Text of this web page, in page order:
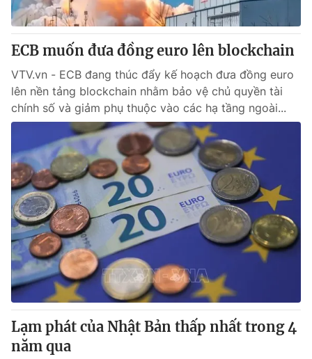
ECB muốn đưa đồng euro lên blockchain
VTV.vn - ECB đang thúc đẩy kế hoạch đưa đồng euro
lên nền tảng blockchain nhằm bảo vệ chủ quyền tài
chính số và giảm phụ thuộc vào các hạ tầng ngoài...
Lạm phát của Nhật Bản thấp nhất trong 4
năm qua